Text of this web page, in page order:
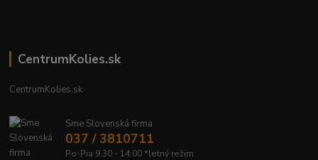
CentrumKolies.sk
CentrumKolies.sk
Sme Slovenská firma
037 / 3810711
Po-Pia 9.30 - 14.00 *letný režim